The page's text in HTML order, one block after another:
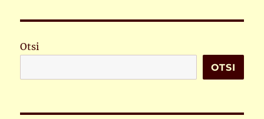
Otsi
OTSI